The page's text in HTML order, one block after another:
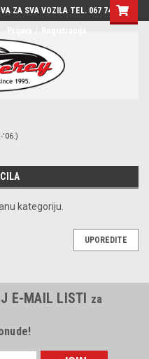
ZA SVA VOZILA TEL. 067 7444-780
'06.)
kategoriju.
UPOREDITE
E-MAIL LISTI za